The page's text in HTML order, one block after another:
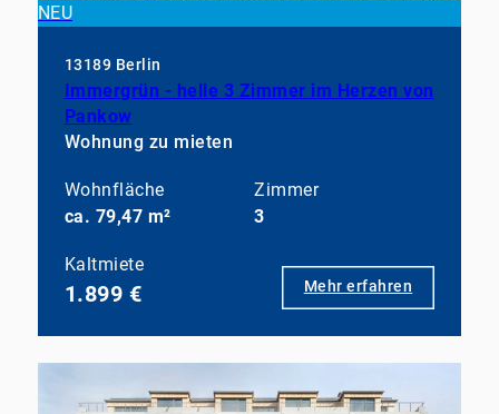
NEU
13189 Berlin
Immergrün - helle 3 Zimmer im Herzen von
Pankow
Wohnung zu mieten
Wohnfläche
ca. 79,47 m²
Zimmer
3
Kaltmiete
1.899 € Mehr erfahren